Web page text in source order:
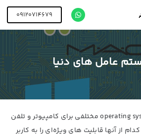
09120714679
عامل های دنیا
سیستم عامل های operating system مختلفی برای کامپیوتر و تلفن
از آنها قابلیت های ویژه‌ای را به کاربر